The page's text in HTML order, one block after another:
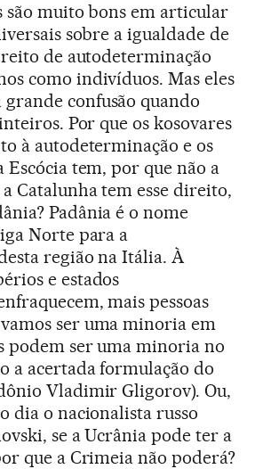
são muito bons em articular
sobre a igualdade de
de autodeterminação
como indivíduos. Mas eles
confusão quando
Por que os kosovares
à autodeterminação e os
Escócia tem, por que não a
a Catalunha tem esse direito,
Padânia é o nome
Norte para a
região na Itália. À
e estados
mais pessoas
ser uma minoria em
podem ser uma minoria no
a acertada formulação do
Vladimir Gligorov). Ou,
dia o nacionalista russo
se a Ucrânia pode ter a
que a Crimeia não poderá?